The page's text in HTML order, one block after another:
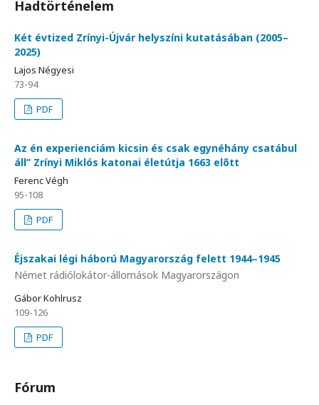
Hadtörténelem
Két évtized Zrínyi-Újvár helyszíni kutatásában (2005–
2025)
Lajos Négyesi
73-94
PDF
Az én experienciám kicsin és csak egynéhány csatábul
áll” Zrínyi Miklós katonai életútja 1663 elõtt
Ferenc Végh
95-108
PDF
Éjszakai légi háború Magyarország felett 1944–1945
Német rádiólokátor-állomások Magyarországon
Gábor Kohlrusz
109-126
PDF
Fórum